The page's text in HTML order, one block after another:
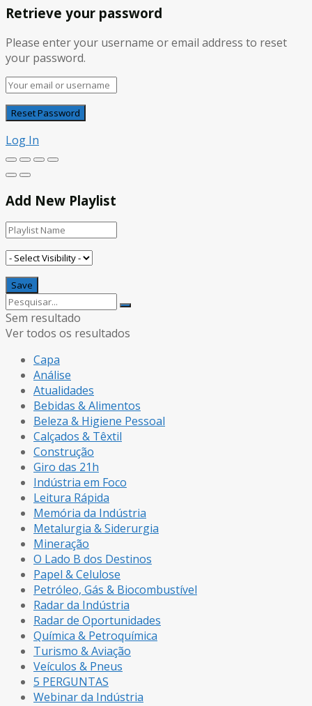
Retrieve your password
Please enter your username or email address to reset
your password.
Log In
Add New Playlist
Sem resultado
Ver todos os resultados
Capa
Análise
Atualidades
Bebidas & Alimentos
Beleza & Higiene Pessoal
Calçados & Têxtil
Construção
Giro das 21h
Indústria em Foco
Leitura Rápida
Memória da Indústria
Metalurgia & Siderurgia
Mineração
O Lado B dos Destinos
Papel & Celulose
Petróleo, Gás & Biocombustível
Radar da Indústria
Radar de Oportunidades
Química & Petroquímica
Turismo & Aviação
Veículos & Pneus
5 PERGUNTAS
Webinar da Indústria